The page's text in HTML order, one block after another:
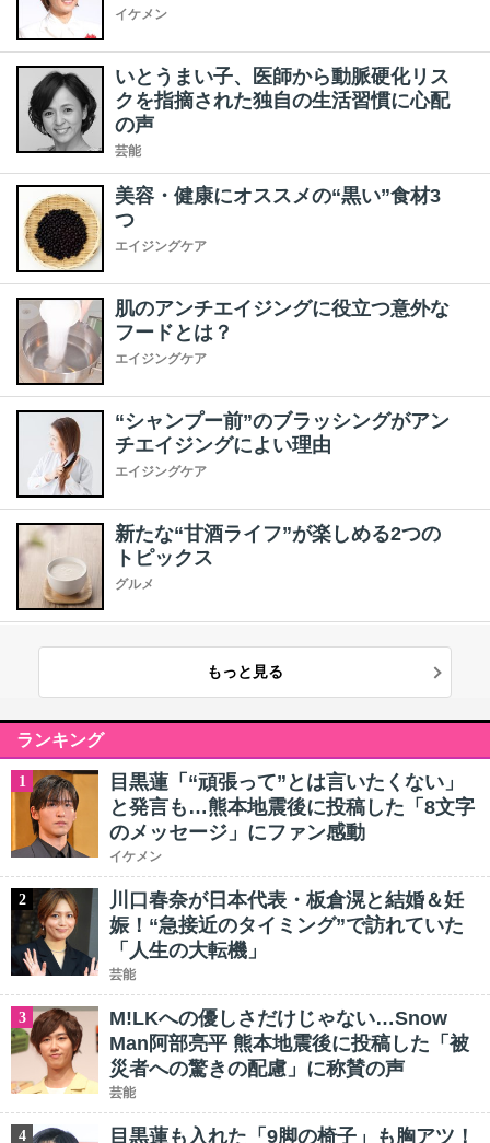
イケメン
いとうまい子、医師から動脈硬化リス
クを指摘された独自の生活習慣に心配
の声
芸能
美容・健康にオススメの“黒い”食材3
つ
エイジングケア
肌のアンチエイジングに役立つ意外な
フードとは？
エイジングケア
“シャンプー前”のブラッシングがアン
チエイジングによい理由
エイジングケア
新たな“甘酒ライフ”が楽しめる2つの
トピックス
グルメ
もっと見る
ランキング
1
目黒蓮「“頑張って”とは言いたくない」
と発言も…熊本地震後に投稿した「8文字
のメッセージ」にファン感動
イケメン
2
川口春奈が日本代表・板倉滉と結婚＆妊
娠！“急接近のタイミング”で訪れていた
「人生の大転機」
芸能
3
M!LKへの優しさだけじゃない…Snow
Man阿部亮平 熊本地震後に投稿した「被
災者への驚きの配慮」に称賛の声
芸能
4 目黒蓮も入れた「9脚の椅子」も胸アツ！